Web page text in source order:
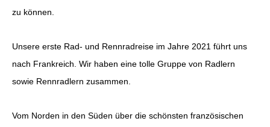
zu können.
Unsere erste Rad- und Rennradreise im Jahre 2021 führt uns
nach Frankreich. Wir haben eine tolle Gruppe von Radlern
sowie Rennradlern zusammen.
Vom Norden in den Süden über die schönsten französischen